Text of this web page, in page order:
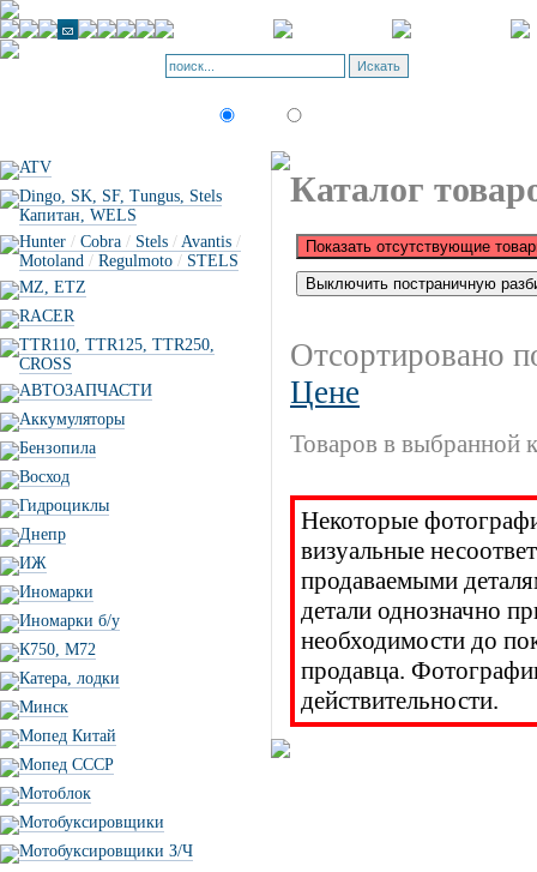
ATV
Dingo, SK, SF, Tungus, Stels
Капитан, WELS
Hunter / Cobra / Stels / Avantis /
Motoland / Regulmoto / STELS
MZ, ETZ
RACER
TTR110, TTR125, TTR250,
CROSS
АВТОЗАПЧАСТИ
Аккумуляторы
Бензопила
Восход
Гидроциклы
Днепр
ИЖ
Иномарки
Иномарки б/у
К750, М72
Катера, лодки
Минск
Мопед Китай
Мопед СССР
Мотоблок
Мотобуксировщики
Мотобуксировщики З/Ч
Каталог
Отсортировано
Цене
Товаров в выбранной
Некоторые
визуальные
продаваемыми
детали однозначно
необходимости до
продавца.
действительности.